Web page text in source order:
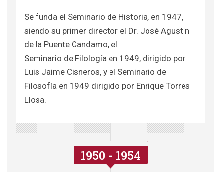
Se funda el Seminario de Historia, en 1947,
siendo su primer director el Dr. José Agustín
de la Puente Candamo, el
Seminario de Filología en 1949, dirigido por
Luis Jaime Cisneros, y el Seminario de
Filosofía en 1949 dirigido por Enrique Torres
Llosa.
1950 - 1954